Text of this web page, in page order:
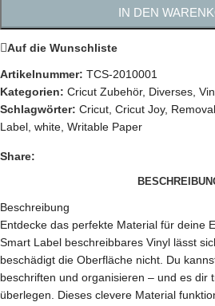
IN DEN
Auf die Wunschliste
Artikelnummer: TCS-2010001
Kategorien: Cricut Zubehör, Diverses
Schlagwörter: Cricut Cricut Joy,
Label white Writable Paper
Share:
Beschreibung
Entdecke das perfekte Material für deine
Smart Label beschreibbares Vinyl lässt
beschädigt die Oberfläche nicht. Du
beschriften und organisieren – und es dir
überlegen. Dieses clevere Material